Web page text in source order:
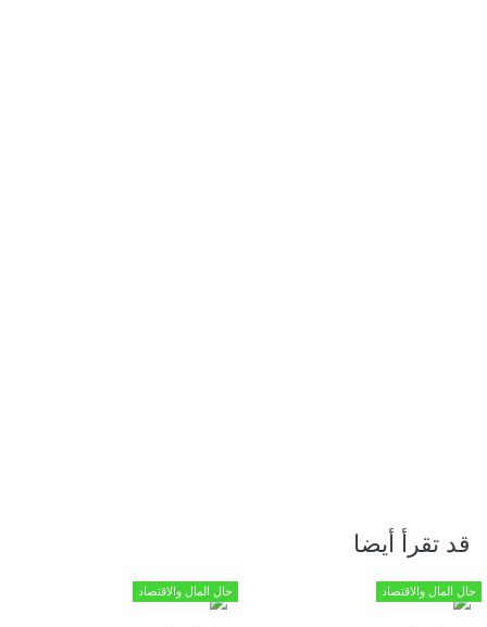
قد تقرأ أيضا
حال المال والاقتصاد حال المال والاقتصاد